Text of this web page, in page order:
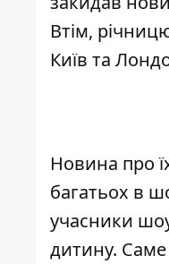
Втім,
Київ та
Новина про
багатьох в
учасники
дитину. Саме